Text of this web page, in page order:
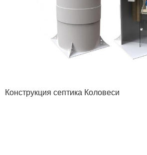
Конструкция септика Коловеси